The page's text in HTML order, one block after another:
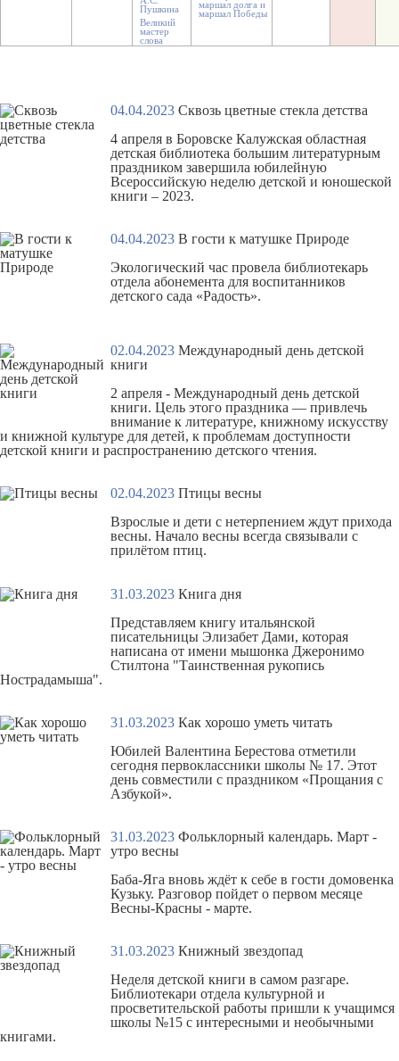
Пушкина
Великий
мастер
слова
маршал долга и
маршал Победы
04.04.2023 Сквозь цветные стекла детства
4 апреля в Боровске Калужская областная
детская библиотека большим литературным
праздником завершила юбилейную
Всероссийскую неделю детской и юношеской
книги – 2023.
04.04.2023 В гости к матушке Природе
Экологический час провела библиотекарь
отдела абонемента для воспитанников
детского сада «Радость».
02.04.2023 Международный день детской
книги
2 апреля - Международный день детской
книги. Цель этого праздника — привлечь
внимание к литературе, книжному искусству
и книжной культуре для детей, к проблемам доступности
детской книги и распространению детского чтения.
02.04.2023 Птицы весны
Взрослые и дети с нетерпением ждут прихода
весны. Начало весны всегда связывали с
прилётом птиц.
31.03.2023 Книга дня
Представляем книгу итальянской
писательницы Элизабет Дами, которая
написана от имени мышонка Джеронимо
Стилтона "Таинственная рукопись
Нострадамыша".
31.03.2023 Как хорошо уметь читать
Юбилей Валентина Берестова отметили
сегодня первоклассники школы № 17. Этот
день совместили с праздником «Прощания с
Азбукой».
31.03.2023 Фольклорный календарь. Март -
утро весны
Баба-Яга вновь ждёт к себе в гости домовенка
Кузьку. Разговор пойдет о первом месяце
Весны-Красны - марте.
31.03.2023 Книжный звездопад
Неделя детской книги в самом разгаре.
Библиотекари отдела культурной и
просветительской работы пришли к учащимся
школы №15 с интересными и необычными
книгами.